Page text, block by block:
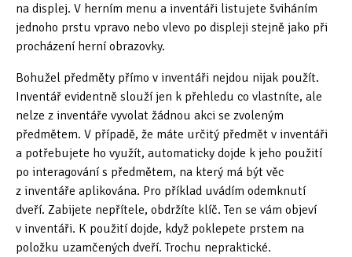
na displej. V herním menu a inventáři listujete šviháním
jednoho prstu vpravo nebo vlevo po displeji stejně jako při
procházení herní obrazovky.
Bohužel předměty přímo v inventáři nejdou nijak použít.
Inventář evidentně slouží jen k přehledu co vlastníte, ale
nelze z inventáře vyvolat žádnou akci se zvoleným
předmětem. V případě, že máte určitý předmět v inventáři
a potřebujete ho využít, automaticky dojde k jeho použití
po interagování s předmětem, na který má být věc
z inventáře aplikována. Pro příklad uvádím odemknutí
dveří. Zabijete nepřítele, obdržíte klíč. Ten se vám objeví
v inventáři. K použití dojde, když poklepete prstem na
položku uzamčených dveří. Trochu nepraktické.